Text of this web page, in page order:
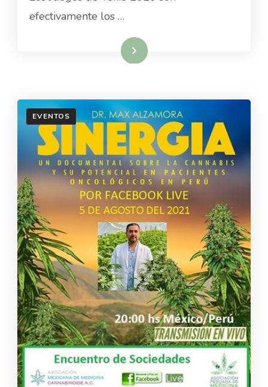
efectivamente los …
Read More
EVENTOS